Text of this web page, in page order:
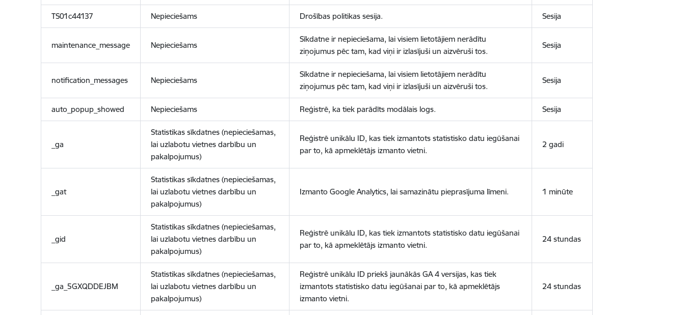
TS01c44137 Nepieciešams Drošības politikas sesija. Sesija
maintenance_message Nepieciešams
Sīkdatne ir nepieciešama, lai visiem lietotājiem nerādītu
ziņojumus pēc tam, kad viņi ir izlasījuši un aizvēruši tos.
Sesija
notification_messages Nepieciešams
Sīkdatne ir nepieciešama, lai visiem lietotājiem nerādītu
ziņojumus pēc tam, kad viņi ir izlasījuši un aizvēruši tos.
Sesija
auto_popup_showed Nepieciešams Reģistrē, ka tiek parādīts modālais logs. Sesija
_ga
Statistikas sīkdatnes (nepieciešamas,
lai uzlabotu vietnes darbību un
pakalpojumus)
Reģistrē unikālu ID, kas tiek izmantots statistisko datu iegūšanai
par to, kā apmeklētājs izmanto vietni.
2 gadi
_gat
Statistikas sīkdatnes (nepieciešamas,
lai uzlabotu vietnes darbību un
pakalpojumus)
Izmanto Google Analytics, lai samazinātu pieprasījuma līmeni. 1 minūte
_gid
Statistikas sīkdatnes (nepieciešamas,
lai uzlabotu vietnes darbību un
pakalpojumus)
Reģistrē unikālu ID, kas tiek izmantots statistisko datu iegūšanai
par to, kā apmeklētājs izmanto vietni.
24 stundas
_ga_5GXQDDEJBM
Statistikas sīkdatnes (nepieciešamas,
lai uzlabotu vietnes darbību un
pakalpojumus)
Reģistrē unikālu ID priekš jaunākās GA 4 versijas, kas tiek
izmantots statistisko datu iegūšanai par to, kā apmeklētājs
izmanto vietni.
24 stundas